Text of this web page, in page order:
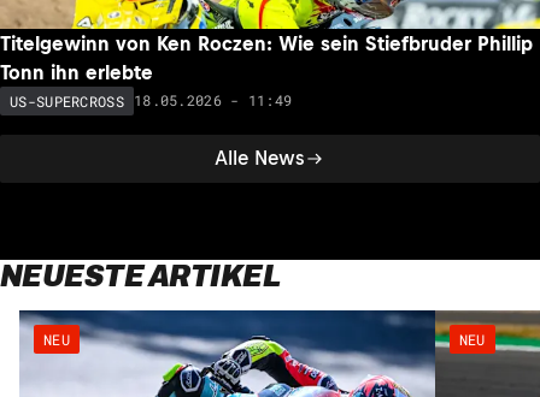
Alle News
Titelgewinn von Ken Roczen: Wie sein Stiefbruder Phillip
Tonn ihn erlebte
US-SUPERCROSS 18.05.2026 - 11:49
NEUESTE ARTIKEL
NEU NEU